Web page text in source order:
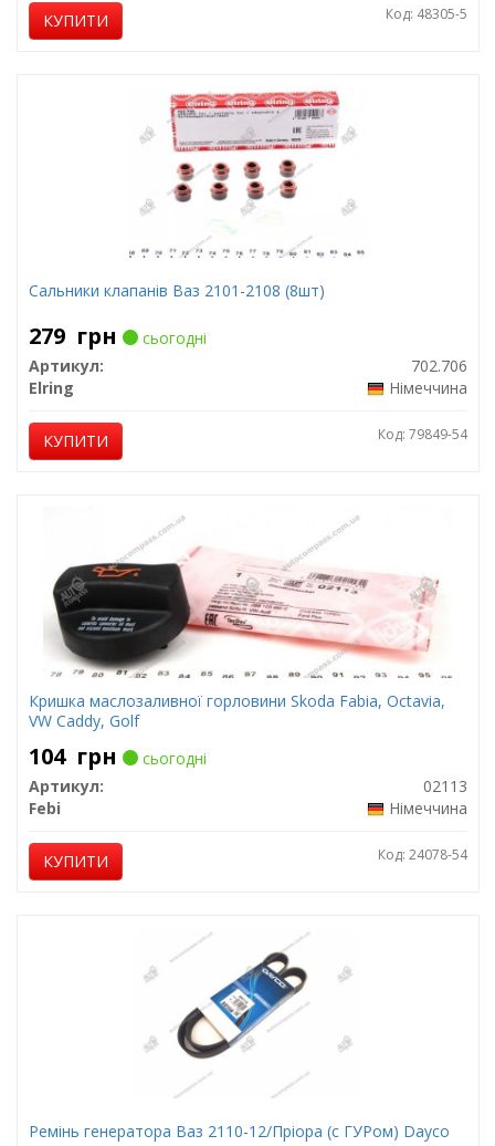
КУПИТИ Код: 48305-5
Сальники клапанів Ваз 2101-2108 (8шт)
279 грн
сьогодні
Артикул:
702.706
Elring
Німеччина
КУПИТИ Код: 79849-54
Кришка маслозаливної горловини Skoda Fabia, Octavia,
VW Caddy, Golf
104 грн
сьогодні
Артикул:
02113
Febi
Німеччина
КУПИТИ Код: 24078-54
Ремінь генератора Ваз 2110-12/Пріора (с ГУРом) Dayco